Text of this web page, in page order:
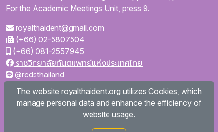
For the Academic Meetings Unit, press 9.
royalthaident@gmail.com
(+66) 02-5807504
(+66) 081-2557945
ราชวิทยาลัยทันตแพทย์แห่งประเทศไทย
@rcdsthailand
royalthaident
Royal College of Dental Surgeons of Thailand
The website royalthaident.org utilizes Cookies, which
manage personal data and enhance the efficiency of
website usage.